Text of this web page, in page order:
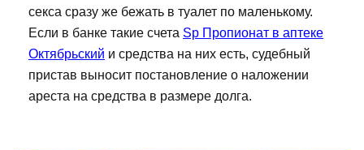
секса сразу же бежать в туалет по маленькому.
Если в банке такие счета Sp Пропионат в аптеке
Октябрьский и средства на них есть, судебный
пристав выносит постановление о наложении
ареста на средства в размере долга.